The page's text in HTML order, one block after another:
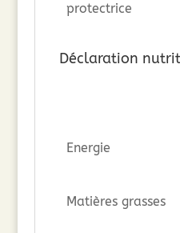
protectrice
Déclaration
Energie
Matières grasses